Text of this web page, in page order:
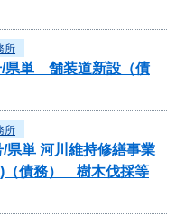
所
/県単 舗装道新設（債
所
/県単 河川維持修繕事業
)（債務） 樹木伐採等